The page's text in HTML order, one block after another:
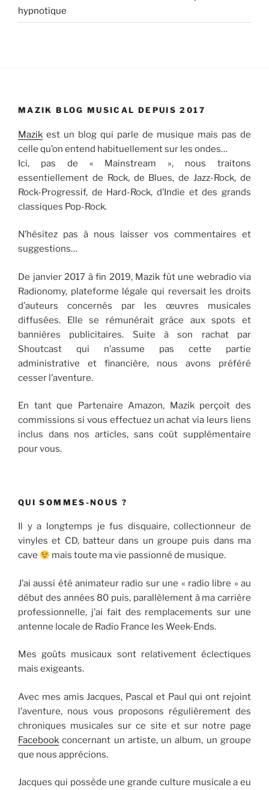
hypnotique
MAZIK BLOG MUSICAL DEPUIS 2017
Mazik est un blog qui parle de musique mais pas de
celle qu’on entend habituellement sur les ondes…
Ici, pas de « Mainstream », nous traitons
essentiellement de Rock, de Blues, de Jazz-Rock, de
Rock-Progressif, de Hard-Rock, d’Indie et des grands
classiques Pop-Rock.
N’hésitez pas à nous laisser vos commentaires et
suggestions…
De janvier 2017 à fin 2019, Mazik fût une webradio via
Radionomy, plateforme légale qui reversait les droits
d’auteurs concernés par les œuvres musicales
diffusées. Elle se rémunérait grâce aux spots et
bannières publicitaires. Suite à son rachat par
Shoutcast qui n’assume pas cette partie
administrative et financière, nous avons préféré
cesser l’aventure.
En tant que Partenaire Amazon, Mazik perçoit des
commissions si vous effectuez un achat via leurs liens
inclus dans nos articles, sans coût supplémentaire
pour vous.
QUI SOMMES-NOUS ?
Il y a longtemps je fus disquaire, collectionneur de
vinyles et CD, batteur dans un groupe puis dans ma
cave
mais toute ma vie passionné de musique.
J’ai aussi été animateur radio sur une « radio libre » au
début des années 80 puis, parallèlement à ma carrière
professionnelle, j’ai fait des remplacements sur une
antenne locale de Radio France les Week-Ends.
Mes goûts musicaux sont relativement éclectiques
mais exigeants.
Avec mes amis Jacques, Pascal et Paul qui ont rejoint
l’aventure, nous vous proposons régulièrement des
chroniques musicales sur ce site et sur notre page
Facebook concernant un artiste, un album, un groupe
que nous apprécions.
Jacques qui possède une grande culture musicale a eu